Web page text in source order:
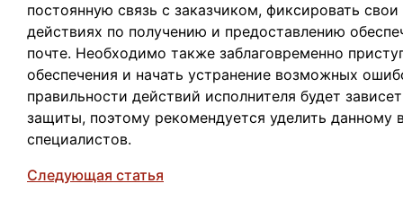
постоянную связь с заказчиком, фиксировать
действиях по получению и предоставлению
почте. Необходимо также заблаговременно
обеспечения и начать устранение возможных
правильности действий исполнителя будет
защиты, поэтому рекомендуется уделить данному
специалистов.
Следующая статья